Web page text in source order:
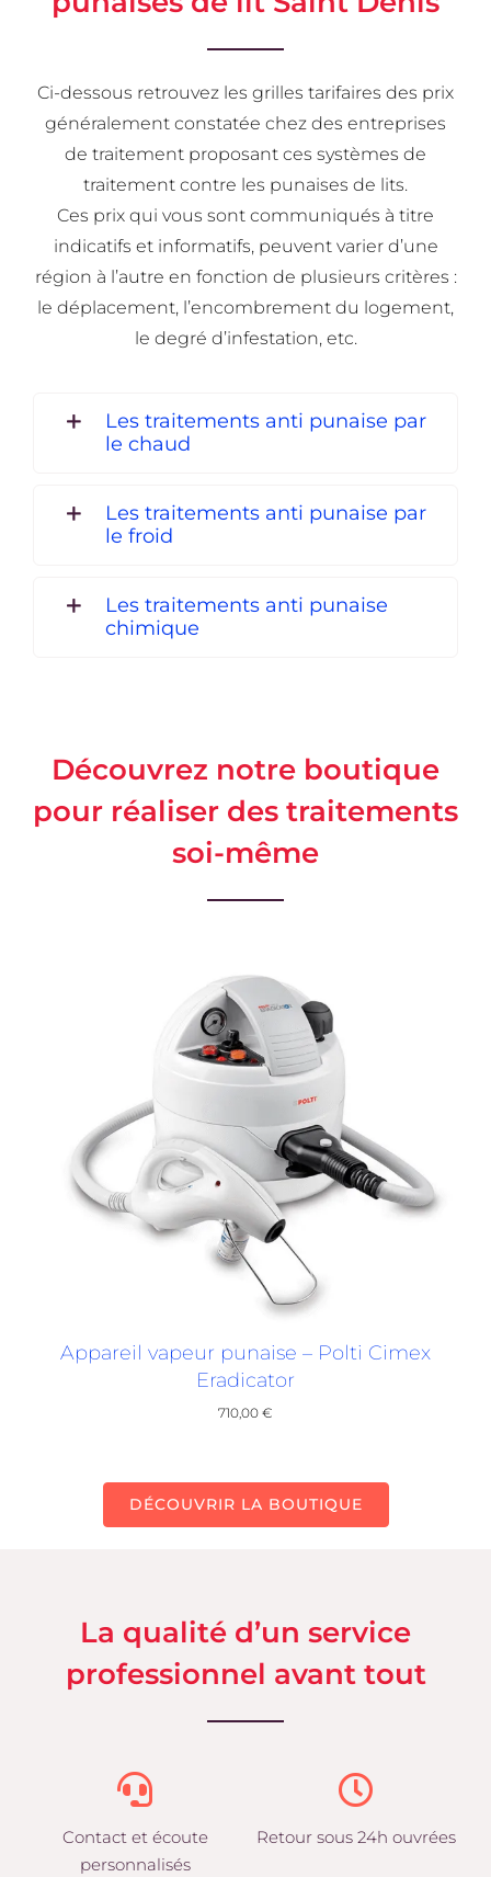
Ci-dessous retrouvez les grilles tarifaires des prix
généralement constatée chez des entreprises
de traitement proposant ces systèmes de
traitement contre les punaises de lits.
Ces prix qui vous sont communiqués à titre
indicatifs et informatifs, peuvent varier d’une
région à l’autre en fonction de plusieurs critères :
le déplacement, l’encombrement du logement,
le degré d’infestation, etc.
Les traitements anti punaise par
le chaud
Les traitements anti punaise par
le froid
Les traitements anti punaise
chimique
Découvrez notre boutique
pour réaliser des traitements
soi-même
Appareil vapeur punaise – Polti Cimex
Eradicator
710,00€
DÉCOUVRIR LA BOUTIQUE
La qualité d’un service
professionnel avant tout
Contact et écoute
personnalisés
Retour sous 24h ouvrées